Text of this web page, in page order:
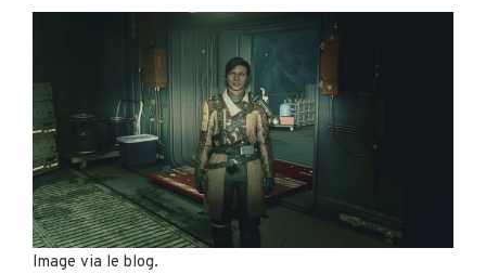
Image via le blog.